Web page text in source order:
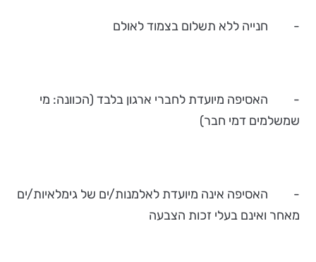
- חנייה ללא תשלום בצמוד לאולם
- האסיפה מיועדת לחברי ארגון בלבד (הכוונה: מי
שמשלמים דמי חבר)
- האסיפה אינה מיועדת לאלמנות/ים של גימלאיות/ים
מאחר ואינם בעלי זכות הצבעה